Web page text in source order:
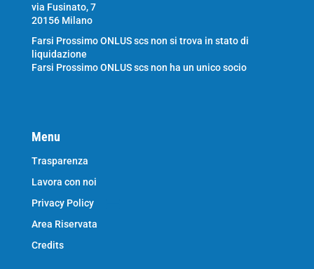
via Fusinato, 7
20156 Milano
Farsi Prossimo ONLUS scs non si trova in stato di
liquidazione
Farsi Prossimo ONLUS scs non ha un unico socio
Menu
Trasparenza
Lavora con noi
Privacy Policy
Area Riservata
Credits